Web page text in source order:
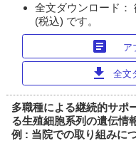
全文ダウンロード：
(税込) です。
article ア
download 全文
多職種による継続的サポ
る生殖細胞系列の遺伝情
例 : 当院での取り組みに